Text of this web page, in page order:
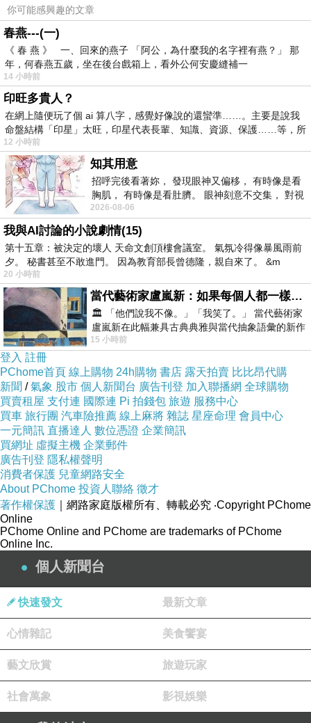
你可能感興趣的文章
春燕---(一)
《 春 燕 》 一、回來的燕子 「阿公，為什麼我的名字裡有燕？」 那
年，何春燕五歲，坐在後台戲箱上，看外公何安慶縫補一
14 小時前
印旺多貴人？
在網上隨便玩了個 ai 算八字，感覺好像說的還蠻準……。主要是說我
命盤結構「印星」太旺，印星代表長輩、知識、資源、保護……等，所
12 小時前
知其用意
招呼完後看著妳， 發現眼神又偏移， 有時像是看
胸肌， 有時像是看肚臍。 眼神刻意不交集， 對視
視線不對齊， 讓我很難不
2026-08-06
我與AI討論的小說劇情(15)
第十五章：被決定的壞人 天命文創頂樓會議室。 氣氛冷得像暴風雨前
夕。 秘書甚至不敢進門。 因為教育部長曾德隆，親自來了。 &m
20 小時前
當代藝術家盧嵐新：如果每個人都一樣，這世界該有多無聊？
🏛️ 「他們說我不像。」「我笑了。」 當代藝術家
盧嵐新在此幅兼具古典典雅與當代抽象語彙的新作
中，以沈靜的藍色空間為背景，描繪了
15 小時前
登入 註冊
PChome首頁 線上購物 24h購物 書店 露天拍賣 比比昂代購
新聞 /氣象 股市 個人新聞台 廣告刊登 加入聯播網 全球購物
買賣租屋 支付連 國際連 Pi 拍錢包 旅遊 服務中心
買車 旅行團 汽車險推薦 線上麻將 雜誌 星座命理 會員中心
一元簡訊 直播達人 數位憑證 企業簡訊
買網址 虛擬主機 企業郵件
廣告刊登 隱私權聲明
消費者保護 兒童網路安全
About PChome 投資人聯絡 徵才
著作權保護 ｜網路家庭版權所有、轉載必究 ‧Copyright PChome
Online
PChome Online and PChome are trademarks of PChome
Online Inc.
個人新聞台
快速發文 最新文章
心情雜記 美食饗宴
藝文欣賞 旅遊玩家
社會萬象 影視娛樂